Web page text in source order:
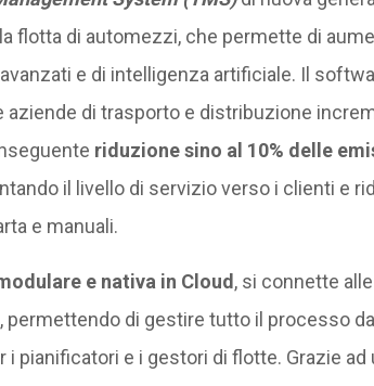
flotta di automezzi, che permette di
e di intelligenza artificiale. Il
di trasporto e distribuzione
riduzione sino al 10% delle
il livello di servizio verso i clienti e
e manuali.
e nativa in Cloud, si connette
permettendo di gestire tutto il processo
i pianificatori e i gestori di flotte. Grazie